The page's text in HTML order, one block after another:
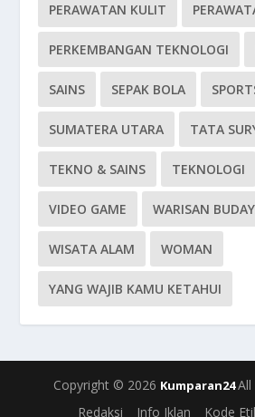
PERAWATAN KULIT
PERKEMBANGAN TEKNOLOGI
SAINS SEPAK BOLA
SUMATERA UTARA TATA
TEKNO & SAINS TEKNOLOGI
VIDEO GAME WARISAN
WISATA ALAM WOMAN
YANG WAJIB KAMU KETAHUI
Copyright © 2026 Kumparan24All
Redaksi
Info Iklan Kode